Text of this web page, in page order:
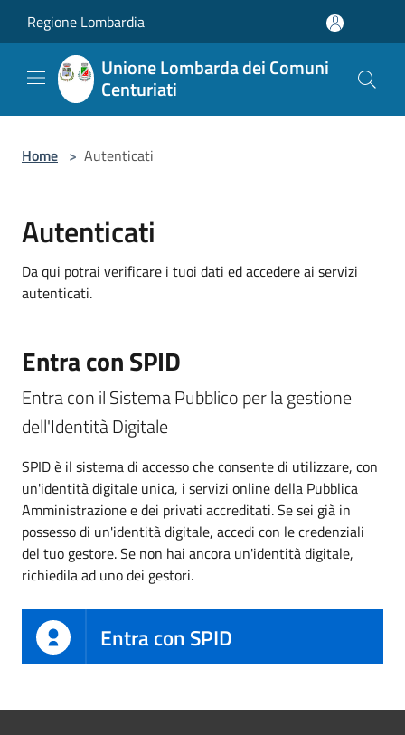
Regione Lombardia
Unione Lombarda dei Comuni
Centuriati
Home > Autenticati
Autenticati
Da qui potrai verificare i tuoi dati ed accedere ai servizi
autenticati.
Entra con SPID
Entra con il Sistema Pubblico per la gestione
dell'Identità Digitale
SPID è il sistema di accesso che consente di utilizzare, con
un'identità digitale unica, i servizi online della Pubblica
Amministrazione e dei privati accreditati. Se sei già in
possesso di un'identità digitale, accedi con le credenziali
del tuo gestore. Se non hai ancora un'identità digitale,
richiedila ad uno dei gestori.
Entra con SPID